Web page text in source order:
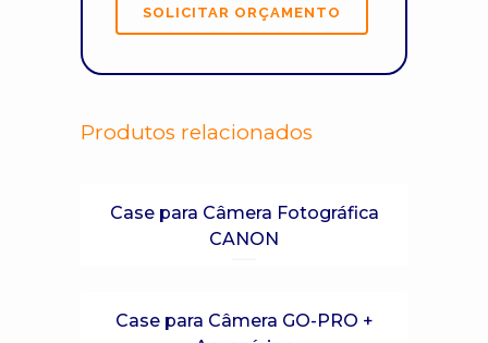
Produtos relacionados
Case para Câmera Fotográfica
CANON
Case para Câmera GO-PRO +